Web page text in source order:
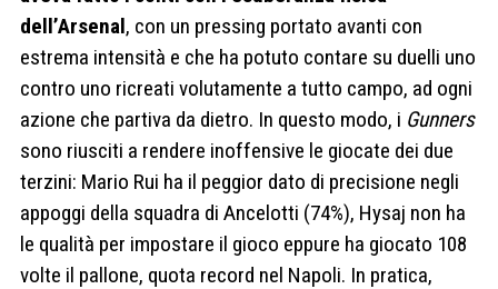
dell’Arsenal, con un pressing portato avanti con
estrema intensità e che ha potuto contare su duelli uno
contro uno ricreati volutamente a tutto campo, ad ogni
azione che partiva da dietro. In questo modo, i Gunners
sono riusciti a rendere inoffensive le giocate dei due
terzini: Mario Rui ha il peggior dato di precisione negli
appoggi della squadra di Ancelotti (74%), Hysaj non ha
le qualità per impostare il gioco eppure ha giocato 108
volte il pallone, quota record nel Napoli. In pratica,